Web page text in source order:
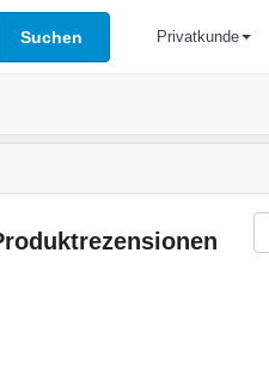
Suchen Privatkunde